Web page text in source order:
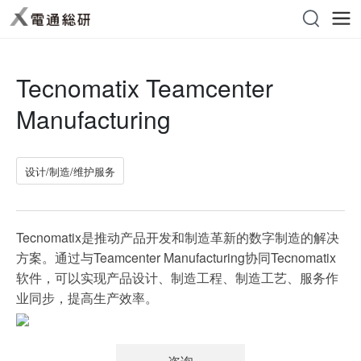
Tecnomatix Teamcenter
Manufacturing
设计/制造/维护服务
Tecnomatix是推动产品开发和制造革新的数字制造的解决
方案。通过与Teamcenter Manufacturing协同Tecnomatix
软件，可以实现产品设计、制造工程、制造工艺、服务作
业同步，提高生产效率。